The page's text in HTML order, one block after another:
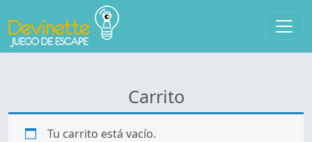
Carrito
Tu carrito está vacío.